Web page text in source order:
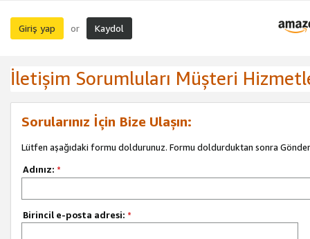
Giriş yap or Kaydol
İletişim Sorumluları Müşteri
Sorularınız İçin Bize Ulaşın:
Lütfen aşağıdaki formu doldurunuz. Formu doldurduktan sonra Gönder
Adınız: *
Birincil e-posta adresi: *